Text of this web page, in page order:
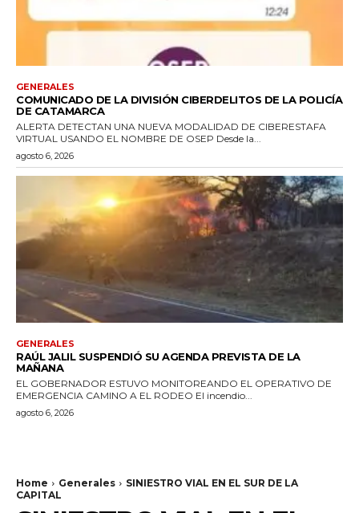
GENERALES
COMUNICADO DE LA DIVISIÓN CIBERDELITOS DE LA POLICÍA
DE CATAMARCA
ALERTA DETECTAN UNA NUEVA MODALIDAD DE CIBERESTAFA
VIRTUAL USANDO EL NOMBRE DE OSEP Desde la...
agosto 6, 2026
GENERALES
RAÚL JALIL SUSPENDIÓ SU AGENDA PREVISTA DE LA
MAÑANA
EL GOBERNADOR ESTUVO MONITOREANDO EL OPERATIVO DE
EMERGENCIA CAMINO A EL RODEO El incendio...
agosto 6, 2026